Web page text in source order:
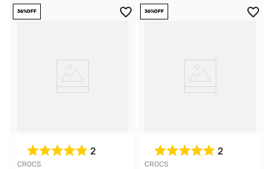
36%OFF
CROCS
2
36%OFF
CROCS
2